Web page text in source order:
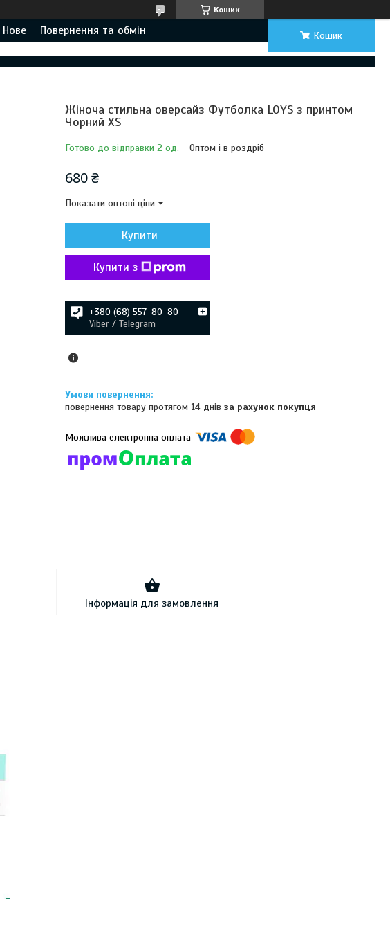
Кошик
Нове Повернення та обмін Кошик
Жіноча стильна оверсайз Футболка LOYS з принтом
Чорний XS
Готово до відправки 2 од. Оптом і в роздріб
680 ₴
Показати оптові ціни
Купити
Купити з
+380 (68) 557-80-80
Viber / Telegram
повернення товару протягом 14 днівза рахунок покупця
Інформація для замовлення